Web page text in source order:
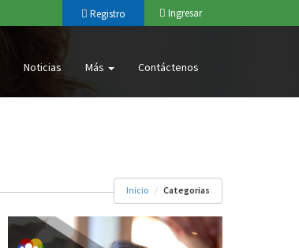
Registro Ingresar
Noticias Más Contáctenos
Inicio Categorias